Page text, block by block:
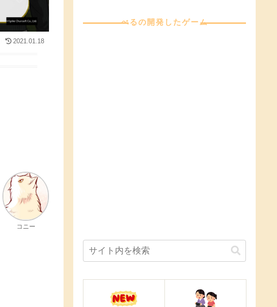
2021.01.18
コニー
べるの開発したゲーム